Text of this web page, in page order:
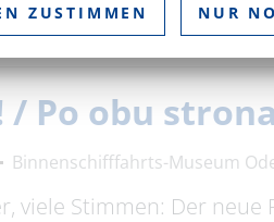
Po obu
Binnenschifffahrts-Museum
viele Stimmen: Der
ZUSTIMMEN NUR